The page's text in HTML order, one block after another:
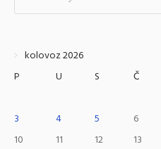
kolovoz 2026
P
U S Č
3
4 5 6
10
11 12 13